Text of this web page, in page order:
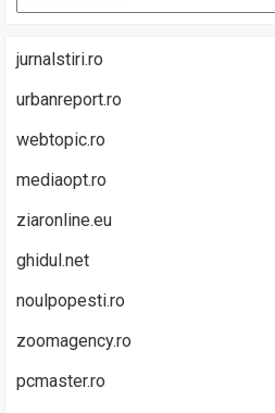
jurnalstiri.ro
urbanreport.ro
webtopic.ro
mediaopt.ro
ziaronline.eu
ghidul.net
noulpopesti.ro
zoomagency.ro
pcmaster.ro